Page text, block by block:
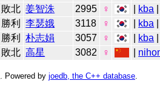
敗北 姜智洙 2995 ♀ kba
勝利 李瑟娥 3118 ♀ kba
勝利 朴志娟 3057 ♀ kba
敗北 高星 3082 ♀
. Powered by joedb, the C++ database